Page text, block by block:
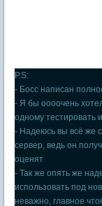
P.S:
- Босс написан
- Я бы оооочень
одному тестировать
- Надеюсь вы всё же
сервер, ведь он
оценят
- Так же опять же
использовать под
неважно, главное